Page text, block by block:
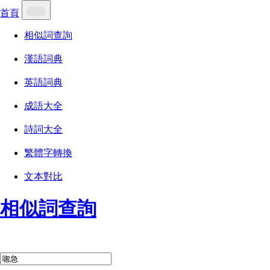
首頁
相似詞查詢
漢語詞典
英語詞典
成語大全
詩詞大全
繁體字轉換
文本對比
相似詞查詢